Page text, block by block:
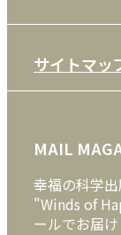
CD
DVD
外国
特定
プラ
クッ
メデ
サイトマッ
MAIL
幸福の科学
"Winds of
ールでお届け